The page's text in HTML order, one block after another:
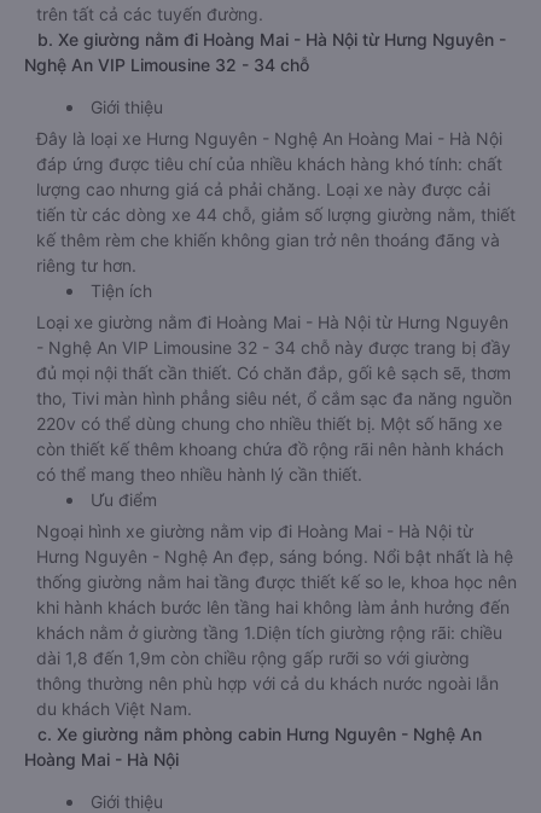
trên tất cả các tuyến đường.
b. Xe giường nằm đi Hoàng Mai - Hà Nội từ Hưng Nguyên -
Nghệ An VIP Limousine 32 - 34 chỗ
Giới thiệu
Đây là loại xe Hưng Nguyên - Nghệ An Hoàng Mai - Hà Nội
đáp ứng được tiêu chí của nhiều khách hàng khó tính: chất
lượng cao nhưng giá cả phải chăng. Loại xe này được cải
tiến từ các dòng xe 44 chỗ, giảm số lượng giường nằm, thiết
kế thêm rèm che khiến không gian trở nên thoáng đãng và
riêng tư hơn.
Tiện ích
Loại xe giường nằm đi Hoàng Mai - Hà Nội từ Hưng Nguyên
- Nghệ An VIP Limousine 32 - 34 chỗ này được trang bị đầy
đủ mọi nội thất cần thiết. Có chăn đắp, gối kê sạch sẽ, thơm
tho, Tivi màn hình phẳng siêu nét, ổ cắm sạc đa năng nguồn
220v có thể dùng chung cho nhiều thiết bị. Một số hãng xe
còn thiết kế thêm khoang chứa đồ rộng rãi nên hành khách
có thể mang theo nhiều hành lý cần thiết.
Ưu điểm
Ngoại hình xe giường nằm vip đi Hoàng Mai - Hà Nội từ
Hưng Nguyên - Nghệ An đẹp, sáng bóng. Nổi bật nhất là hệ
thống giường nằm hai tầng được thiết kế so le, khoa học nên
khi hành khách bước lên tầng hai không làm ảnh hưởng đến
khách nằm ở giường tầng 1.Diện tích giường rộng rãi: chiều
dài 1,8 đến 1,9m còn chiều rộng gấp rưỡi so với giường
thông thường nên phù hợp với cả du khách nước ngoài lẫn
du khách Việt Nam.
c. Xe giường nằm phòng cabin Hưng Nguyên - Nghệ An
Hoàng Mai - Hà Nội
Giới thiệu